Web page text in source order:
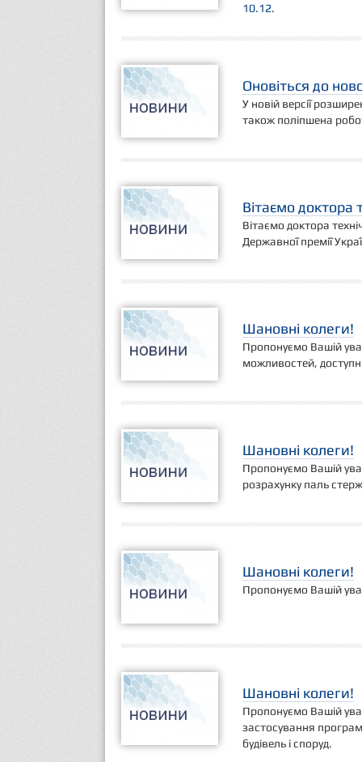
10.12.
Оновіться до
У новій версії
також поліпшена
Вітаємо доктора
Вітаємо доктора
Державної премії
Шановні колеги!
Пропонуємо Вашій
можливостей,
Шановні колеги!
Пропонуємо Вашій
розрахунку паль
Шановні колеги!
Пропонуємо Вашій
Шановні колеги!
Пропонуємо Вашій
застосування
будівель і споруд.